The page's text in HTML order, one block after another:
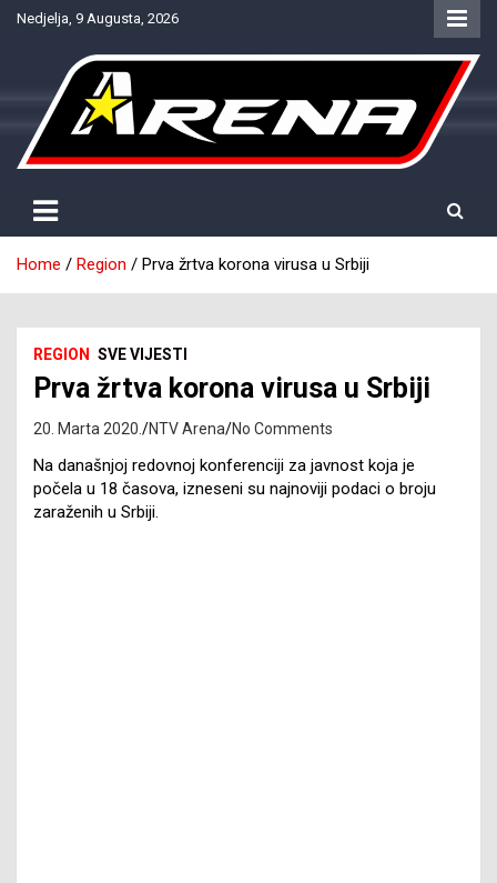
SkipNedjelja, 9 Augusta, 2026
NTV Arena
Home Region Prva žrtva korona virusa u Srbiji
REGION SVE VIJESTI
Prva žrtva korona virusa u Srbiji
20. Marta 2020. NTV Arena No Comments
Na današnjoj redovnoj konferenciji za javnost koja je
počela u 18 časova, izneseni su najnoviji podaci o broju
zaraženih u Srbiji.